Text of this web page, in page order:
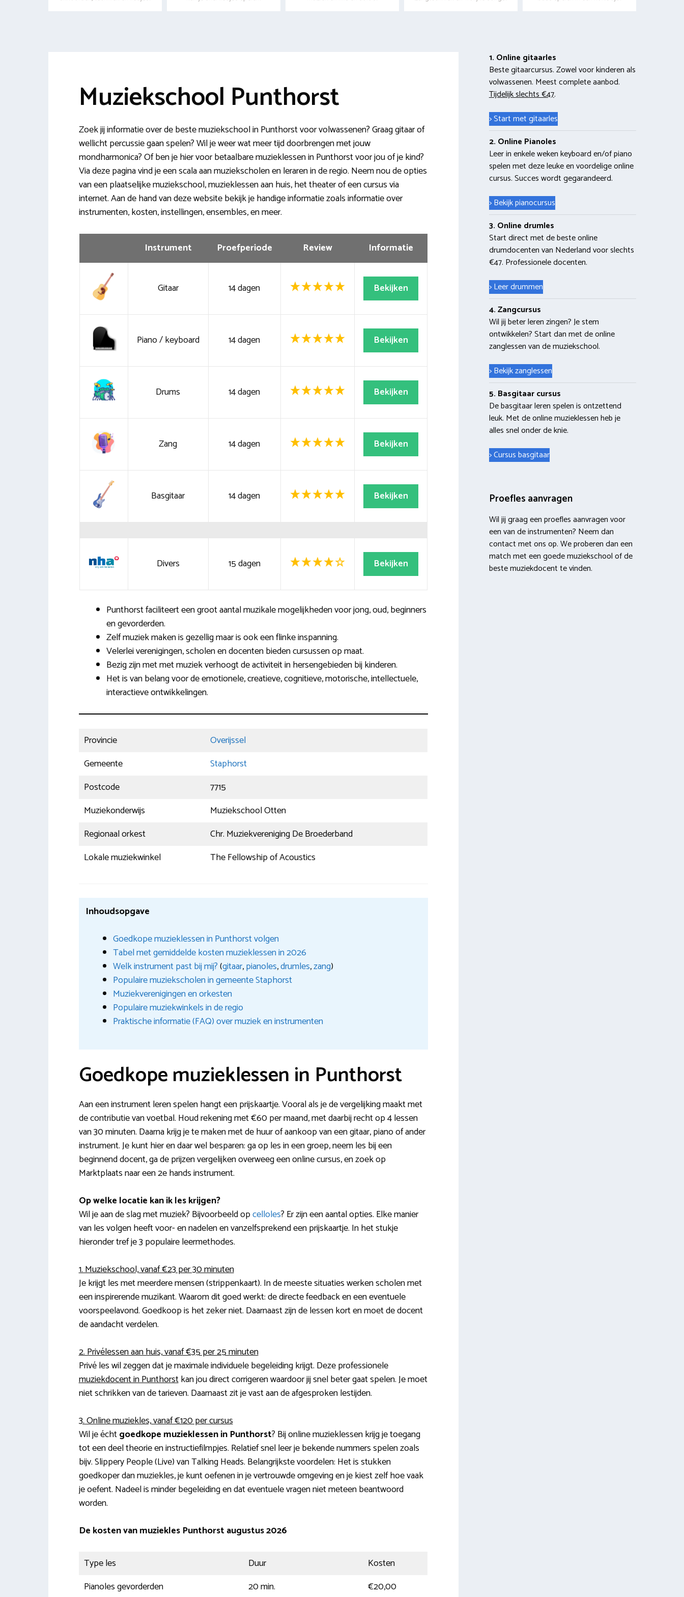
Muziekschool Punthorst
Zoek jij informatie over de beste muziekschool in Punthorst voor volwassenen? Graag gitaar of
wellicht percussie gaan spelen? Wil je weer wat meer tijd doorbrengen met jouw
mondharmonica? Of ben je hier voor betaalbare muzieklessen in Punthorst voor jou of je kind?
Via deze pagina vind je een scala aan muziekscholen en leraren in de regio. Neem nou de opties
van een plaatselijke muziekschool, muzieklessen aan huis, het theater of een cursus via
internet. Aan de hand van deze website bekijk je handige informatie zoals informatie over
instrumenten, kosten, instellingen, ensembles, en meer.
Instrument Proefperiode Review Informatie
Gitaar 14 dagen Bekijken
Piano / keyboard 14 dagen Bekijken
Drums 14 dagen Bekijken
Zang 14 dagen Bekijken
Basgitaar 14 dagen Bekijken
Divers 15 dagen Bekijken
Punthorst faciliteert een groot aantal muzikale mogelijkheden voor jong, oud, beginners
en gevorderden.
Zelf muziek maken is gezellig maar is ook een flinke inspanning.
Velerlei verenigingen, scholen en docenten bieden cursussen op maat.
Bezig zijn met met muziek verhoogt de activiteit in hersengebieden bij kinderen.
Het is van belang voor de emotionele, creatieve, cognitieve, motorische, intellectuele,
interactieve ontwikkelingen.
Provincie
Overijssel
Gemeente
Staphorst
Postcode
7715
Muziekonderwijs
Muziekschool Otten
Regionaal orkest
Chr. Muziekvereniging De Broederband
Lokale muziekwinkel
The Fellowship of Acoustics
Inhoudsopgave
Goedkope muzieklessen in Punthorst volgen
Tabel met gemiddelde kosten muzieklessen in 2026
Welk instrument past bij mij?(gitaar,pianoles,drumles,zang)
Populaire muziekscholen in gemeente Staphorst
Muziekverenigingen en orkesten
Populaire muziekwinkels in de regio
Praktische informatie (FAQ) over muziek en instrumenten
Goedkope muzieklessen in Punthorst
Aan een instrument leren spelen hangt een prijskaartje. Vooral als je de vergelijking maakt met
de contributie van voetbal. Houd rekening met €60 per maand, met daarbij recht op 4 lessen
van 30 minuten. Daarna krijg je te maken met de huur of aankoop van een gitaar, piano of ander
instrument. Je kunt hier en daar wel besparen: ga op les in een groep, neem les bij een
beginnend docent, ga de prijzen vergelijken overweeg een online cursus, en zoek op
Marktplaats naar een 2e hands instrument.
Op welke locatie kan ik les krijgen?
Wil je aan de slag met muziek? Bijvoorbeeld opcelloles? Er zijn een aantal opties. Elke manier
van les volgen heeft voor- en nadelen en vanzelfsprekend een prijskaartje. In het stukje
hieronder tref je 3 populaire leermethodes.
1. Muziekschool, vanaf €23 per 30 minuten
Je krijgt les met meerdere mensen (strippenkaart). In de meeste situaties werken scholen met
een inspirerende muzikant. Waarom dit goed werkt: de directe feedback en een eventuele
voorspeelavond. Goedkoop is het zeker niet. Daarnaast zijn de lessen kort en moet de docent
de aandacht verdelen.
2. Privélessen aan huis, vanaf €35 per 25 minuten
Privé les wil zeggen dat je maximale individuele begeleiding krijgt. Deze professionele
muziekdocent in Punthorstkan jou direct corrigeren waardoor jij snel beter gaat spelen. Je moet
niet schrikken van de tarieven. Daarnaast zit je vast aan de afgesproken lestijden.
3. Online muziekles, vanaf €120 per cursus
Wil je échtgoedkope muzieklessen in Punthorst? Bij online muzieklessen krijg je toegang
tot een deel theorie en instructiefilmpjes. Relatief snel leer je bekende nummers spelen zoals
bijv. Slippery People (Live) van Talking Heads. Belangrijkste voordelen: Het is stukken
goedkoper dan muziekles, je kunt oefenen in je vertrouwde omgeving en je kiest zelf hoe vaak
je oefent. Nadeel is minder begeleiding en dat eventuele vragen niet meteen beantwoord
worden.
De kosten van muziekles Punthorst augustus 2026
Type les Duur
Kosten
Pianoles gevorderden
20 min. €20,00
1. Online gitaarles
Beste gitaarcursus. Zowel voor kinderen als
volwassenen. Meest complete aanbod.
Tijdelijk slechts €47.
> Start met gitaarles
2. Online Pianoles
Leer in enkele weken keyboard en/of piano
spelen met deze leuke en voordelige online
cursus. Succes wordt gegarandeerd.
> Bekijk pianocursus
3. Online drumles
Start direct met de beste online
drumdocenten van Nederland voor slechts
€47. Professionele docenten.
> Leer drummen
4. Zangcursus
Wil jij beter leren zingen? Je stem
ontwikkelen? Start dan met de online
zanglessen van de muziekschool.
> Bekijk zanglessen
5. Basgitaar cursus
De basgitaar leren spelen is ontzettend
leuk. Met de online muzieklessen heb je
alles snel onder de knie.
> Cursus basgitaar
Proefles aanvragen
Wil jij graag een proefles aanvragen voor
een van de instrumenten? Neem dan
contact met ons op. We proberen dan een
match met een goede muziekschool of de
beste muziekdocent te vinden.